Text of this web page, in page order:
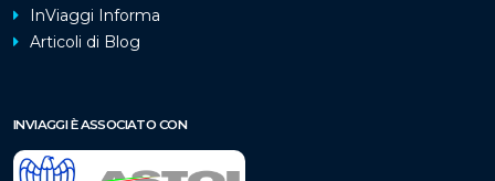
InViaggi Informa
Articoli di Blog
INVIAGGI È ASSOCIATO CON